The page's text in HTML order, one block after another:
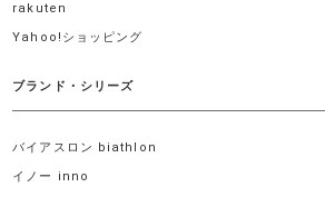
rakuten
Yahoo!ショッピング
ブランド・シリーズ
バイアスロン biathlon
イノー inno